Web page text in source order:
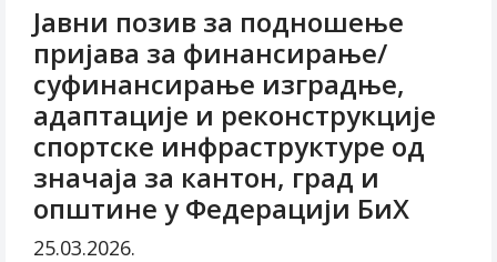
Jавни позив за подношење
пријава за финансирање/
суфинансирање изградње,
адаптације и реконструкције
спортске инфраструктуре од
значаја за кантон, град и
општине у Федерацији БиХ
25.03.2026.